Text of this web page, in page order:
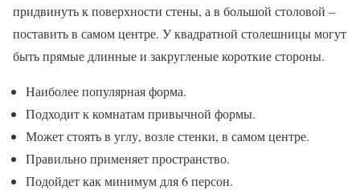
придвинуть к поверхности стены, а в большой столовой –
поставить в самом центре. У квадратной столешницы могут
быть прямые длинные и закругленые короткие стороны.
Наиболее популярная форма.
Подходит к комнатам привычной формы.
Может стоять в углу, возле стенки, в самом центре.
Правильно применяет пространство.
Подойдет как минимум для 6 персон.